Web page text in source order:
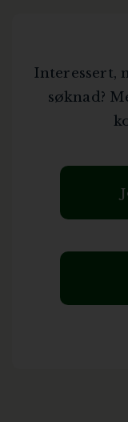
Interessert,
søknad?